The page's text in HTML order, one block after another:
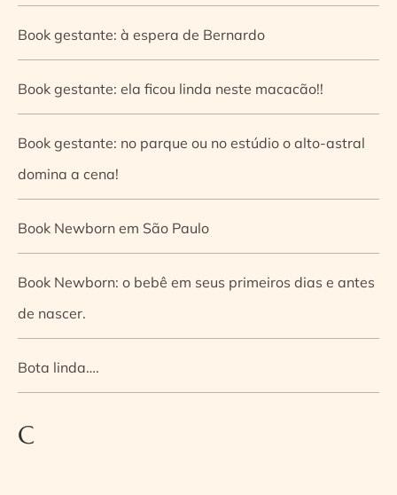
Book gestante: à espera de Bernardo
Book gestante: ela ficou linda neste macacão!!
Book gestante: no parque ou no estúdio o alto-astral
domina a cena!
Book Newborn em São Paulo
Book Newborn: o bebê em seus primeiros dias e antes
de nascer.
Bota linda….
C